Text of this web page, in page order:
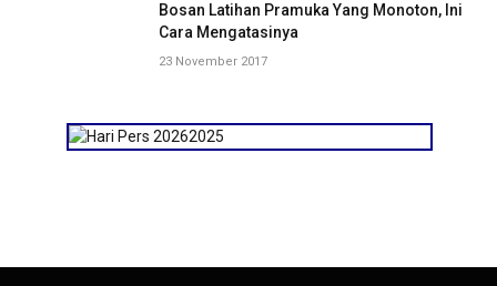
Bosan Latihan Pramuka Yang Monoton, Ini
Cara Mengatasinya
23 November 2017